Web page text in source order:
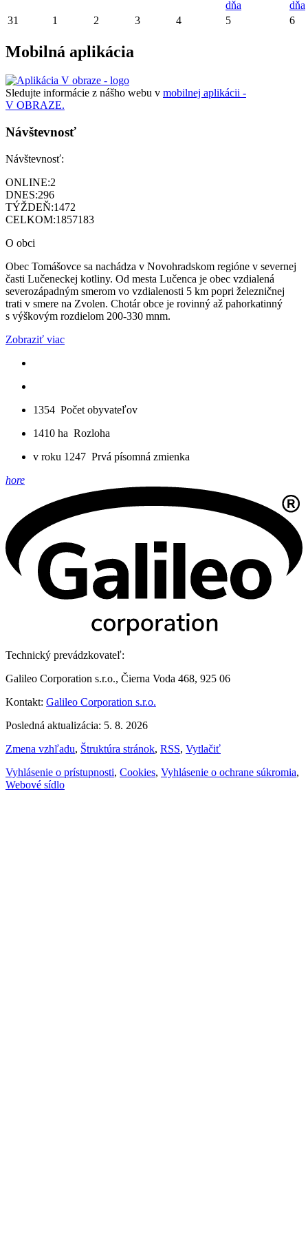
dňa
dňa
31
1 2 3 4 5 6
Mobilná aplikácia
Sledujte informácie z nášho webu v mobilnej aplikácii -
V OBRAZE.
Návštevnosť
Návštevnosť:
ONLINE:2
DNES:296
TÝŽDEŇ:1472
CELKOM:1857183
O obci
Obec Tomášovce sa nachádza v Novohradskom regióne v severnej
časti Lučeneckej kotliny. Od mesta Lučenca je obec vzdialená
severozápadným smerom vo vzdialenosti 5 km popri železničnej
trati v smere na Zvolen. Chotár obce je rovinný až pahorkatinný
s výškovým rozdielom 200-330 mnm.
Zobraziť viac
1354 Počet obyvateľov
1410 ha Rozloha
v roku 1247 Prvá písomná zmienka
hore
Technický prevádzkovateľ:
Galileo Corporation s.r.o., Čierna Voda 468, 925 06
Kontakt: Galileo Corporation s.r.o.
Posledná aktualizácia: 5. 8. 2026
Zmena vzhľadu, Štruktúra stránok, RSS, Vytlačiť
Vyhlásenie o prístupnosti, Cookies, Vyhlásenie o ochrane súkromia,
Webové sídlo